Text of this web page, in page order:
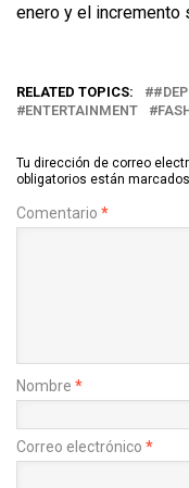
enero y el incremento
RELATED TOPICS:
ENTERTAINMENT
Tu dirección de correo
obligatorios están
Comentario *
Nombre *
Correo electrónico *